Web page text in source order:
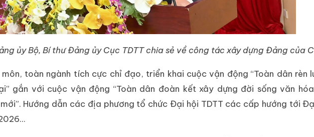
ủy Bộ, Bí thư Đảng ủy Cục TDTT chia sẻ về công tác xây dựng Đảng của
toàn ngành tích cực chỉ đạo, triển khai cuộc vận động “Toàn dân rèn
gắn với cuộc vận động “Toàn dân đoàn kết xây dựng đời sống văn
Hướng dẫn các địa phương tổ chức Đại hội TDTT các cấp hướng tới